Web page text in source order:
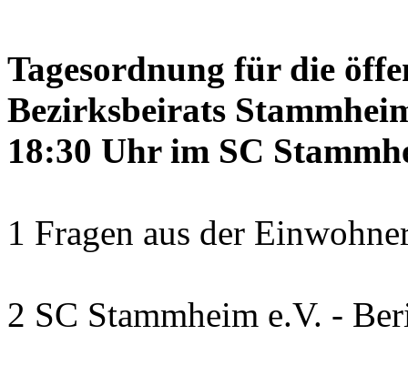
Tagesordnung für die
Bezirksbeirats
18:30 Uhr im SC
1 Fragen aus der
2 SC Stammheim e.V. -